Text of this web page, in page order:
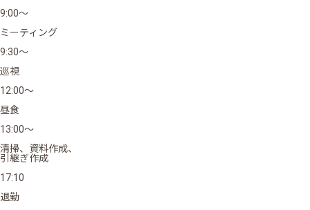
9:00～
ミーティング
9:30～
巡視
12:00～
昼食
13:00～
清掃、資料作成、
引継ぎ作成
17:10
退勤